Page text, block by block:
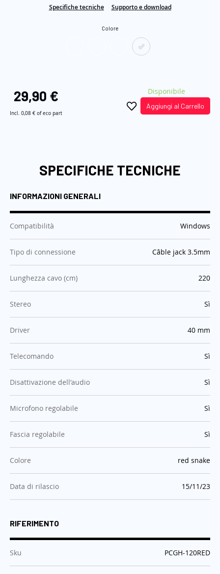
Specifiche tecniche Supporto e download
Colore
29,90 €
Incl. 0,08 € of eco part
Disponibile
Aggiungi al Carrello
SPECIFICHE TECNICHE
INFORMAZIONI GENERALI
Compatibilità :Windows
Tipo di connessione :Câble jack 3.5mm
Lunghezza cavo (cm) :220
Stereo :Sì
Driver :40 mm
Telecomando :Sì
Disattivazione dell'audio :Sì
Microfono regolabile :Sì
Fascia regolabile :Sì
Colore :red snake
Data di rilascio :15/11/23
RIFERIMENTO
Sku :PCGH-120RED